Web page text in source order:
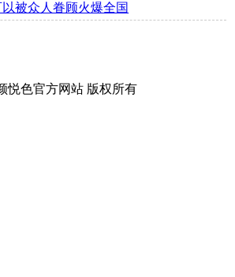
被众人眷顾火爆全国
悦色官方网站 版权所有